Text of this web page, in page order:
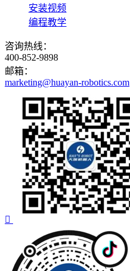
安装视频
编程教学
咨询热线：
400-852-9898
邮箱：
marketing@huayan-robotics.com